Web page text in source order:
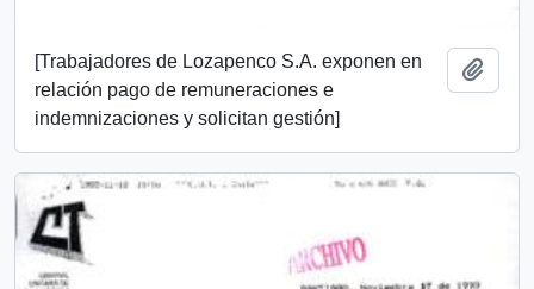
[Trabajadores de Lozapenco S.A. exponen en
relación pago de remuneraciones e
indemnizaciones y solicitan gestión]